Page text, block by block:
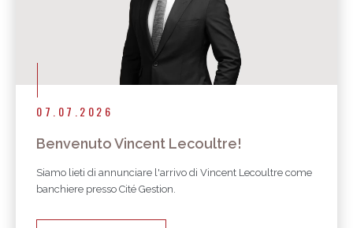
07.07.2026
Benvenuto Vincent Lecoultre!
Siamo lieti di annunciare l'arrivo di Vincent Lecoultre come
banchiere presso Cité Gestion.